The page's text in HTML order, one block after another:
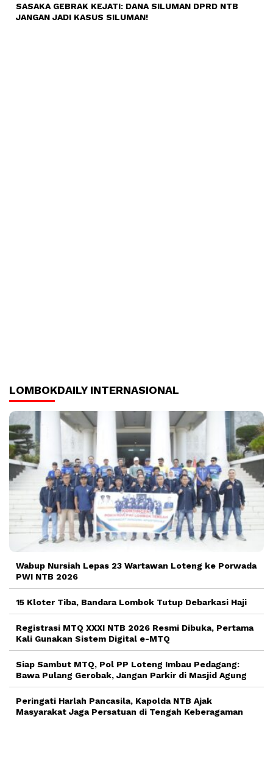
SASAKA GEBRAK KEJATI: DANA SILUMAN DPRD NTB
JANGAN JADI KASUS SILUMAN!
LOMBOKDAILY INTERNASIONAL
Wabup Nursiah Lepas 23 Wartawan Loteng ke Porwada
PWI NTB 2026
15 Kloter Tiba, Bandara Lombok Tutup Debarkasi Haji
Registrasi MTQ XXXI NTB 2026 Resmi Dibuka, Pertama
Kali Gunakan Sistem Digital e-MTQ
Siap Sambut MTQ, Pol PP Loteng Imbau Pedagang:
Bawa Pulang Gerobak, Jangan Parkir di Masjid Agung
Peringati Harlah Pancasila, Kapolda NTB Ajak
Masyarakat Jaga Persatuan di Tengah Keberagaman